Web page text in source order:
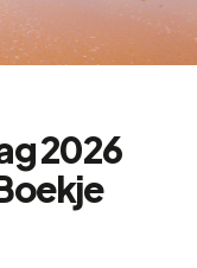
2026